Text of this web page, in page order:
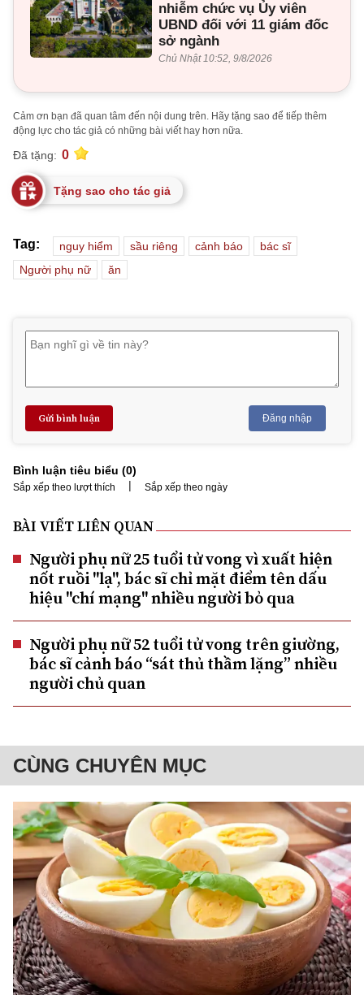
nhiễm chức vụ Ủy viên
UBND đối với 11 giám đốc
sở ngành
Chủ Nhật 10:52, 9/8/2026
Cảm ơn bạn đã quan tâm đến nội dung trên. Hãy tặng sao để tiếp thêm
động lực cho tác giả có những bài viết hay hơn nữa.
Đã tặng: 0
Tặng sao cho tác giả
Tag: nguy hiểm sầu riêng cảnh báo
bác sĩ
Người phụ nữ
ăn
Gửi bình luận Đăng nhập
Bình luận tiêu biểu (0)
Sắp xếp theo lượt thích | Sắp xếp theo ngày
BÀI VIẾT LIÊN QUAN
Người phụ nữ 25 tuổi tử vong vì xuất hiện
nốt ruồi "lạ", bác sĩ chỉ mặt điểm tên dấu
hiệu "chí mạng" nhiều người bỏ qua
Người phụ nữ 52 tuổi tử vong trên giường,
bác sĩ cảnh báo “sát thủ thầm lặng” nhiều
người chủ quan
CÙNG CHUYÊN MỤC